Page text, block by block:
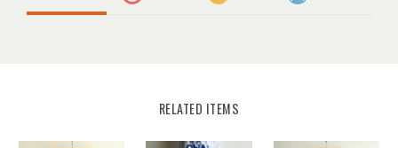
RELATED ITEMS